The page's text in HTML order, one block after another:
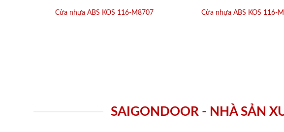
Cửa nhựa ABS KOS 116-M8707 Cửa nhựa ABS KOS 116-
SAIGONDOOR - NHÀ SẢN